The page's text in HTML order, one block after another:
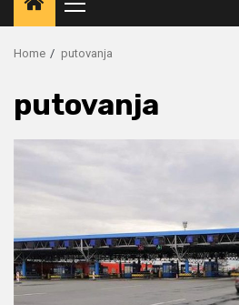
Primary
Menu
Home putovanja
putovanja